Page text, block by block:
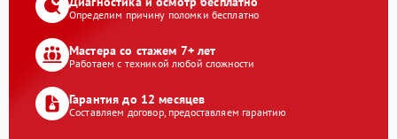
Определим причину поломки бесплатно
Мастера со стажем 7+ лет
Работаем с техникой любой сложности
Гарантия до 12 месяцев
Составляем договор, предоставляем гарантию